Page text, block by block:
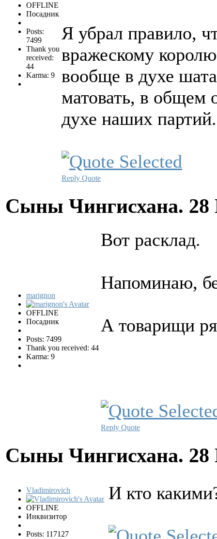
OFFLINE
Посадник
Posts:
7499
Thank you
received:
44
Karma: 9
Я убрал правило,
вражескому
вообще в духе
матовать, в общем
духе наших партий.
Reply Quote
Сыны Чингисхана. 28
marignon
OFFLINE
Посадник
Posts: 7499
Thank you received: 44
Karma: 9
Вот расклад.
Напоминаю,
А товарищи
Reply Quote
Сыны Чингисхана. 28
Vladimirovich
OFFLINE
Инквизитор
Posts: 117127
И кто